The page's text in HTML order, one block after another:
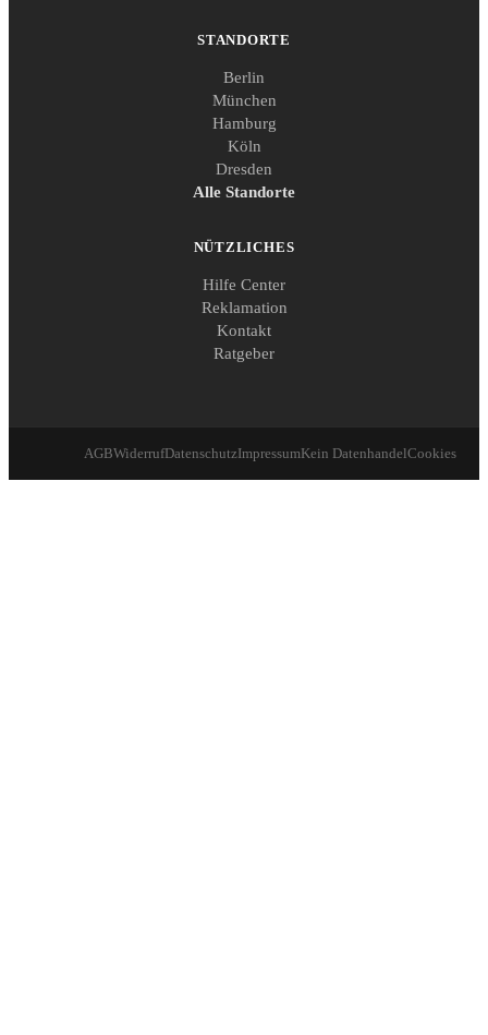
STANDORTE
Berlin
München
Hamburg
Köln
Dresden
Alle Standorte
NÜTZLICHES
Hilfe Center
Reklamation
Kontakt
Ratgeber
AGBWiderrufDatenschutzImpressumKein DatenhandelCookies